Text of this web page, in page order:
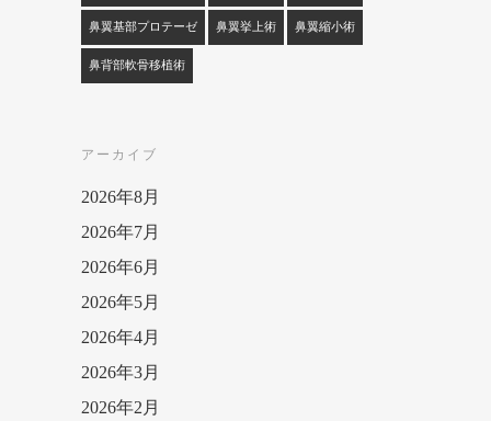
鼻翼基部プロテーゼ 鼻翼挙上術 鼻翼縮小術
鼻背部軟骨移植術
アーカイブ
2026年8月
2026年7月
2026年6月
2026年5月
2026年4月
2026年3月
2026年2月